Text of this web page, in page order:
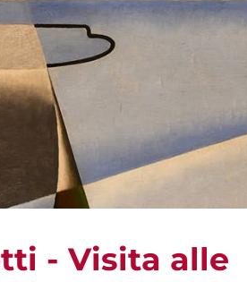
- Visita alle